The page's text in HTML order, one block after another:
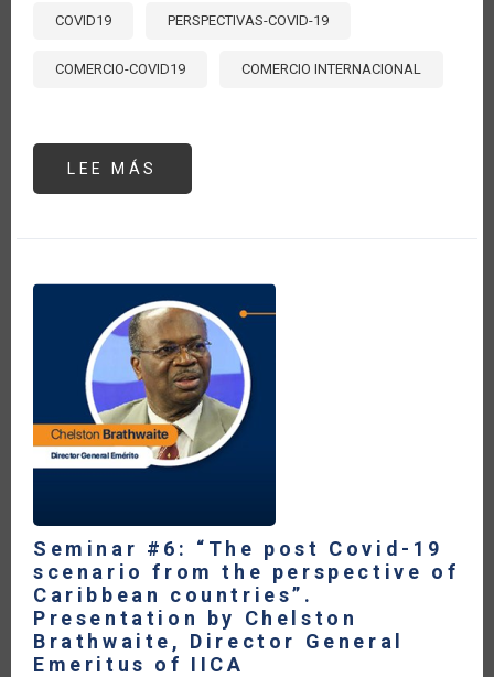
COVID19 PERSPECTIVAS-COVID-19
COMERCIO-COVID19 COMERCIO INTERNACIONAL
LEE MÁS
PARA
POST
COVID19
Seminar #6: “The post Covid-19
scenario from the perspective of
Caribbean countries”.
Presentation by Chelston
Brathwaite, Director General
Emeritus of IICA